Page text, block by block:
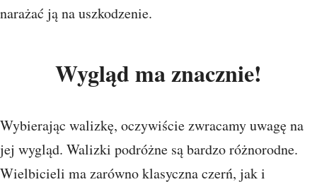
narażać ją na uszkodzenie.
Wygląd ma znacznie!
Wybierając walizkę, oczywiście zwracamy uwagę na
jej wygląd. Walizki podróżne są bardzo różnorodne.
Wielbicieli ma zarówno klasyczna czerń, jak i